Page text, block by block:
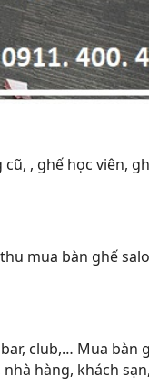
, ghế học viên,
mua bàn ghế
club,… Mua bàn
hàng, khách